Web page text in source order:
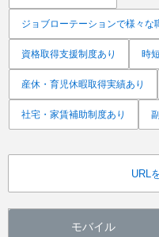
ジョブローテーションで様々な
資格取得支援制度あり 時
産休・育児休暇取得実績あり
社宅・家賃補助制度あり
URL
モバイル